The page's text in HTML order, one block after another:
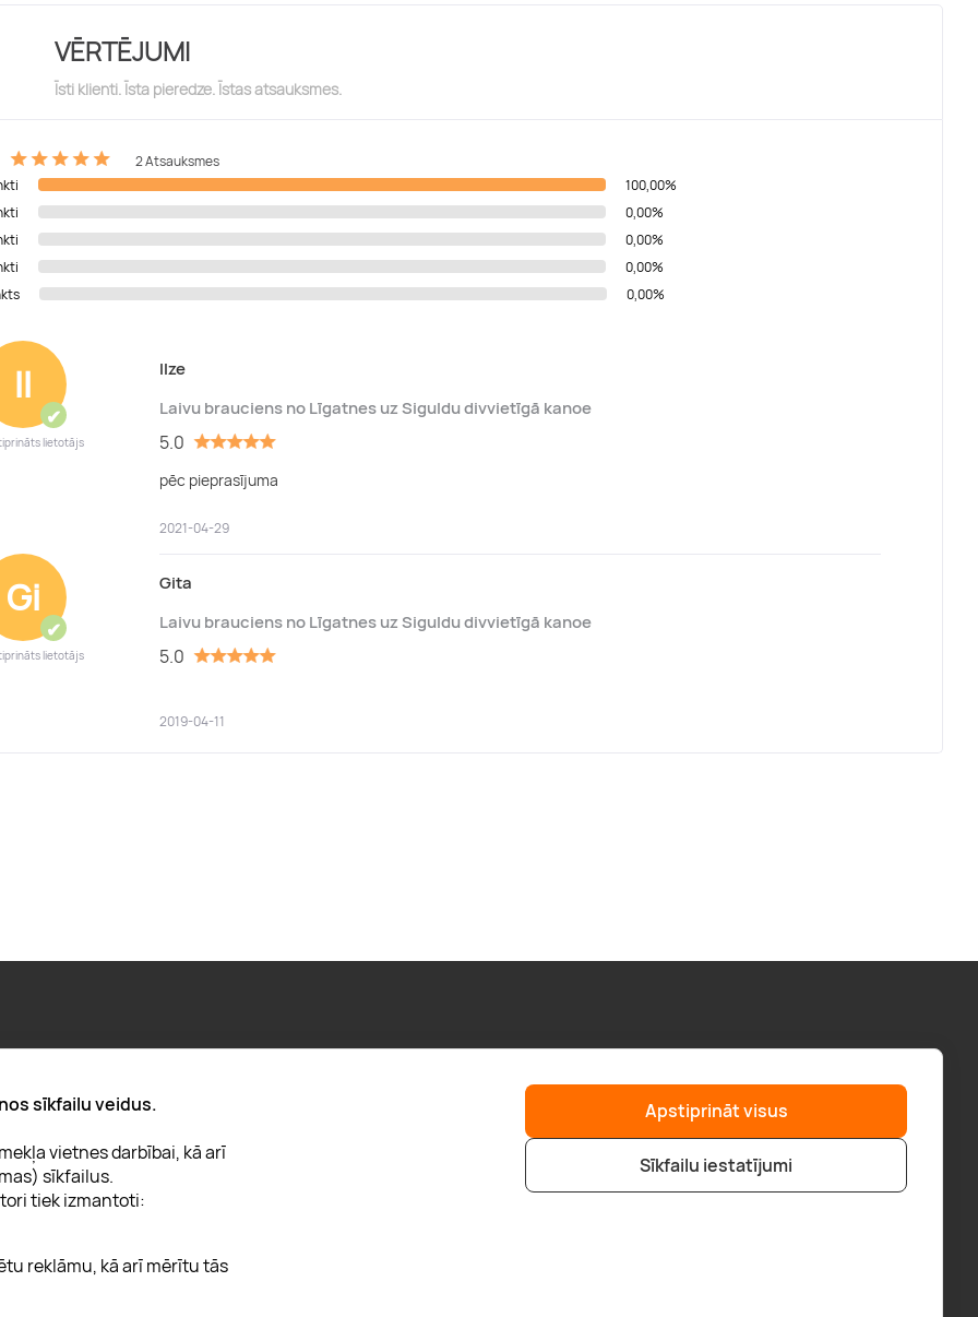
sīkfailu veidus.
vietnes darbībai, kā arī
sīkfailus.
tiek izmantoti:
reklāmu, kā arī mērītu tās
Apstiprināt visus
Sīkfailu iestatījumi
VĒRTĒJUMI
Īsti klienti. Īsta pieredze. Īstas atsauksmes.
2 Atsauksmes
100,00%
0,00%
0,00%
0,00%
0,00%
Il
✔
lietotājs
Ilze
Laivu brauciens no Līgatnes uz Siguldu divvietīgā kanoe
5.0
pēc pieprasījuma
2021-04-29
Gi
✔
lietotājs
Gita
Laivu brauciens no Līgatnes uz Siguldu divvietīgā kanoe
5.0
2019-04-11
Par "Lieliska dāvana" Palīdzība
Piegāde
Pirkt veikalā
“GERA DOVANA” GRUPA
geradovana.lt
bookitnow.lt